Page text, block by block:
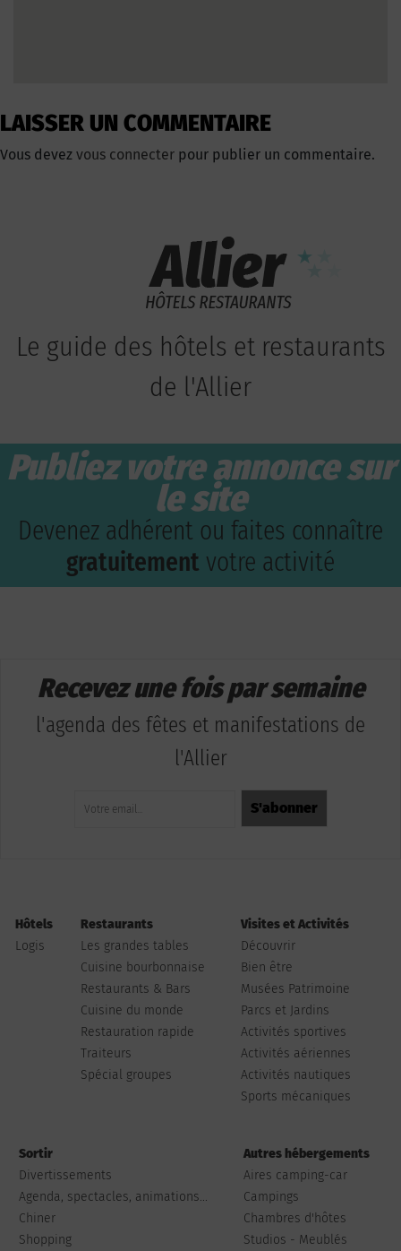
LAISSER UN COMMENTAIRE
Vous devez vous connecter pour publier un commentaire.
Le guide des hôtels et restaurants
de l'Allier
Publiez votre annonce sur
le site
Devenez adhérent ou faites connaître
gratuitement votre activité
Recevez une fois par semaine
l'agenda des fêtes et manifestations de
l'Allier
Hôtels
Logis
Restaurants
Les grandes tables
Cuisine bourbonnaise
Restaurants & Bars
Cuisine du monde
Restauration rapide
Traiteurs
Spécial groupes
Visites et Activités
Découvrir
Bien être
Musées Patrimoine
Parcs et Jardins
Activités sportives
Activités aériennes
Activités nautiques
Sports mécaniques
Sortir
Divertissements
Agenda, spectacles, animations...
Chiner
Shopping
Autres hébergements
Aires camping-car
Campings
Chambres d'hôtes
Studios - Meublés